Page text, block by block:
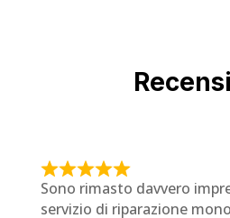
R
a
Sono rimasto davvero
servizio di riparazione